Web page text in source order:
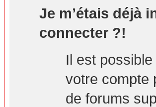
Je m’étais déjà
connecter ?!
Il est
votre compte
de forums